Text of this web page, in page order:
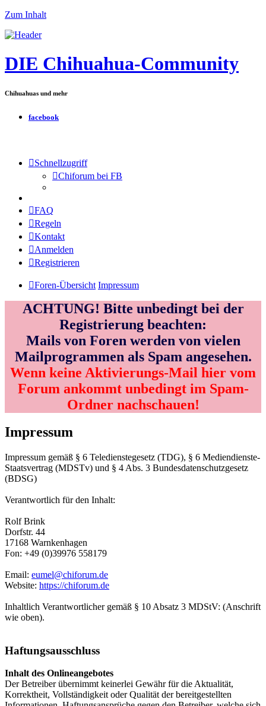
Zum Inhalt
DIE Chihuahua-Community
Chihuahuas und mehr
facebook
Schnellzugriff
Chiforum bei FB
FAQ
Regeln
Kontakt
Anmelden
Registrieren
Foren-Übersicht Impressum
ACHTUNG! Bitte unbedingt bei der
Registrierung beachten:
Mails von Foren werden von vielen
Mailprogrammen als Spam angesehen.
Wenn keine Aktivierungs-Mail hier vom
Forum ankommt unbedingt im Spam-
Ordner nachschauen!
Impressum
Impressum gemäß § 6 Teledienstegesetz (TDG), § 6 Mediendienste-
Staatsvertrag (MDSTv) und § 4 Abs. 3 Bundesdatenschutzgesetz
(BDSG)
Verantwortlich für den Inhalt:
Rolf Brink
Dorfstr. 44
17168 Warnkenhagen
Fon: +49 (0)39976 558179
Email: eumel@chiforum.de
Website: https://chiforum.de
Inhaltlich Verantwortlicher gemäß § 10 Absatz 3 MDStV: (Anschrift
wie oben).
Haftungsausschluss
Inhalt des Onlineangebotes
Der Betreiber übernimmt keinerlei Gewähr für die Aktualität,
Korrektheit, Vollständigkeit oder Qualität der bereitgestellten